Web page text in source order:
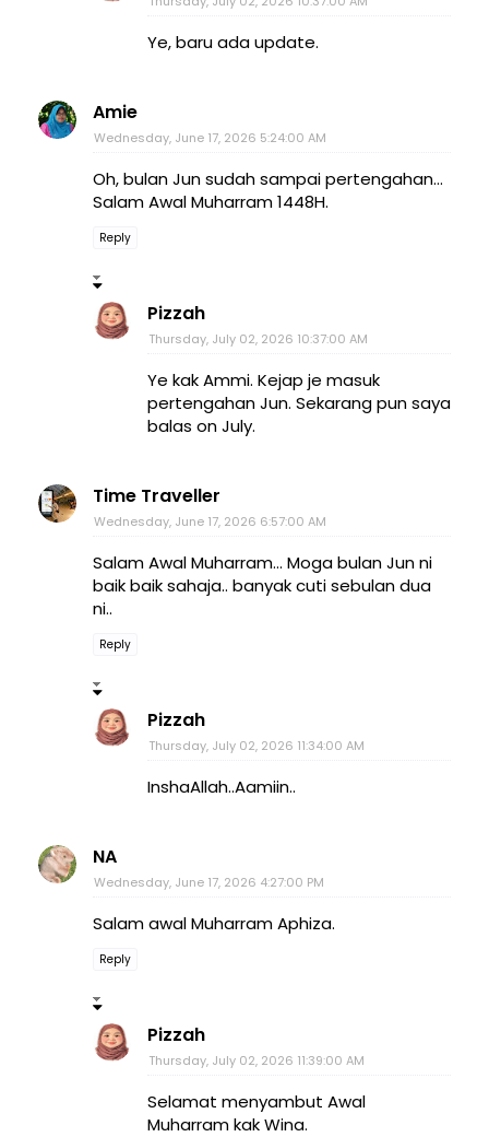
Ye, baru ada update.
Amie
Wednesday, June 17, 2026 5:24:00 AM
Oh, bulan Jun sudah sampai pertengahan...
Salam Awal Muharram 1448H.
Reply
Pizzah
Thursday, July 02, 2026 10:37:00 AM
Ye kak Ammi. Kejap je masuk
pertengahan Jun. Sekarang pun saya
balas on July.
Time Traveller
Wednesday, June 17, 2026 6:57:00 AM
Salam Awal Muharram... Moga bulan Jun ni
baik baik sahaja.. banyak cuti sebulan dua
ni..
Reply
Pizzah
Thursday, July 02, 2026 11:34:00 AM
InshaAllah..Aamiin..
NA
Wednesday, June 17, 2026 4:27:00 PM
Salam awal Muharram Aphiza.
Reply
Pizzah
Thursday, July 02, 2026 11:39:00 AM
Selamat menyambut Awal
Muharram kak Wina.